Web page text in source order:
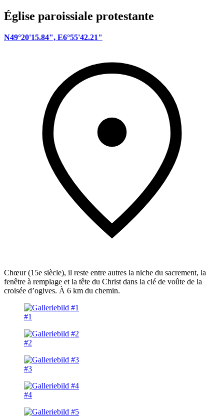
Église paroissiale protestante
N49°20'15.84", E6°55'42.21"
Chœur (15e siècle), il reste entre autres la niche du sacrement, la
fenêtre à remplage et la tête du Christ dans la clé de voûte de la
croisée d’ogives. À 6 km du chemin.
#1
#2
#3
#4